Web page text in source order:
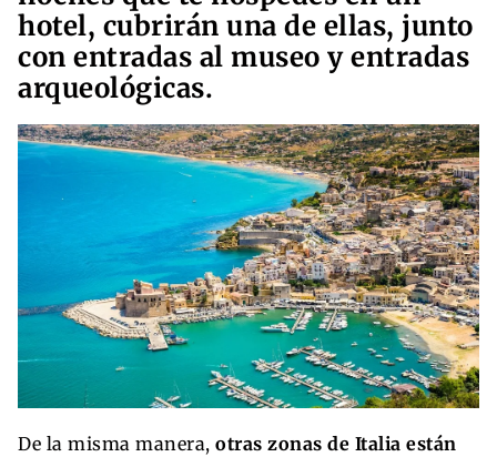
hotel, cubrirán una de ellas, junto
con entradas al museo y entradas
arqueológicas.
De la misma manera, otras zonas de Italia están